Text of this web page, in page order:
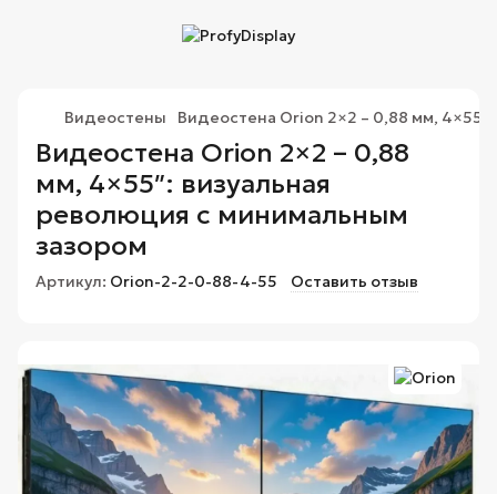
Видеостены Видеостена Orion 2×2 – 0,88 мм, 4×55″
Видеостена Orion 2×2 – 0,88
мм, 4×55″: визуальная
революция с минимальным
зазором
Артикул: Orion-2-2-0-88-4-55 Оставить отзыв